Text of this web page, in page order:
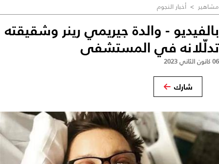
مشاهير > أخبار النجوم
بالفيديو - والدة جيريمي رينر وشقيقته
تدلّلانه في المستشفى
06 كانون الثاني 2023
شارك